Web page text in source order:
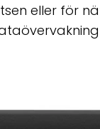
eller för